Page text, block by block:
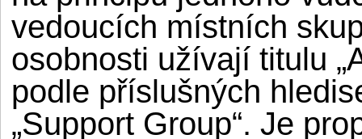
vedoucích místních
osobnosti užívají titulu
podle příslušných
„Support Group“. Je